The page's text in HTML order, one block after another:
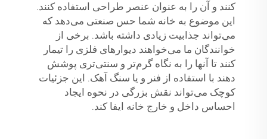
کنند و آن را به عنوان عنصر طراحی استفاده کنند.
این موضوع به خانه شما حس صنعتی می‌دهد که
می‌تواند جذابیت زیادی داشته باشد. برخی از
خوانندگان ما می‌خواهند دیوارهای فلزی را تیمار
کنند تا آنها را به نگاه گرم‌تر و سنتی‌تری پوشش
دهند با استفاده از فنر و یا سنگ آهک. این جزئیات
کوچک می‌تواند نقش بزرگی در نحوه ایجاد
احساس داخل و خارج خانه ایفا کند.